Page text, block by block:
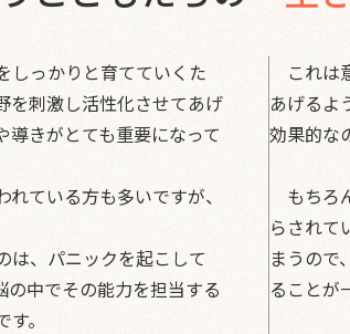
しっかりと育てていくた
を刺激し活性化させてあげ
導きがとても重要になって
ている方も多いですが、
、パニックを起こして
の中でその能力を担当する
。
これは
あげるよ
効果的な
もちろ
らされて
まうので
ることが